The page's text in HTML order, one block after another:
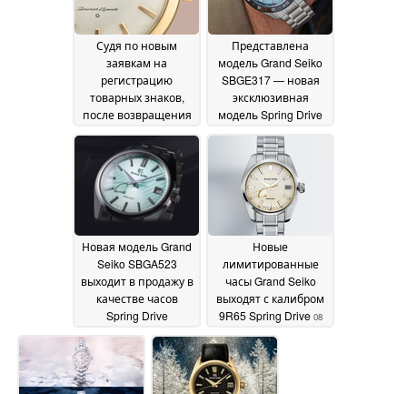
Судя по новым
заявкам на
регистрацию
товарных знаков,
после возвращения
бренда King Seiko
следующим может
стать бренд Queen
Seiko28 June 2026
Представлена
модель Grand Seiko
SBGE317 — новая
эксклюзивная
модель Spring Drive
GMT с безелем из
черной
циркониевой
керамики27 June 2026
Новая модель Grand
Seiko SBGA523
выходит в продажу в
качестве часов
Spring Drive
ограниченной серии
с циферблатом,
имитирующим
павлинье перо18 June
Новые
лимитированные
часы Grand Seiko
выходят с калибром
9R65 Spring Drive 08
May 2026